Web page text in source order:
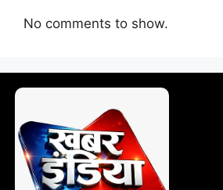
No comments to show.